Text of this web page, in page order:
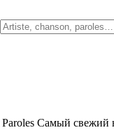
Paroles Самый свeжий